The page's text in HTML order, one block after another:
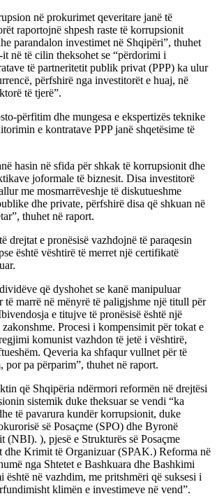
në prokurimet qeveritare janë të
raportojnë shpesh raste të korrupsionit
parandalon investimet në Shqipëri”, thuhet
në të cilin theksohet se “përdorimi i
të partneritetit publik privat (PPP) ka ulur
përfshirë nga investitorët e huaj, në
të tjerë”.
përfitim dhe mungesa e ekspertizës teknike
e kontratave PPP janë shqetësime të
hasin në sfida për shkak të korrupsionit dhe
joformale të biznesit. Disa investitorë
me mosmarrëveshje të diskutueshme
dhe private, përfshirë disa që shkuan në
thuhet në raport.
drejtat e pronësisë vazhdojnë të paraqesin
është vështirë të merret një certifikatë
që dyshohet se kanë manipuluar
të marrë në mënyrë të paligjshme një titull për
e titujve të pronësisë është një
zakonshme. Procesi i kompensimit për tokat e
komunist vazhdon të jetë i vështirë,
Qeveria ka shfaqur vullnet për të
por pa përparim”, thuhet në raport.
që Shqipëria ndërmori reformën në drejtësi
sistemik duke theksuar se vendi “ka
të pavarura kundër korrupsionit, duke
së Posaçme (SPO) dhe Byronë
(NBI). ), pjesë e Strukturës së Posaçme
Krimit të Organizuar (SPAK.) Reforma në
nga Shtetet e Bashkuara dhe Bashkimi
është në vazhdim, me pritshmëri që suksesi i
klimën e investimeve në vend”.